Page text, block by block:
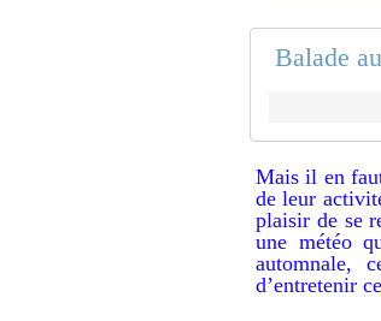
Balade
Mais il en
de leur
plaisir de se
une météo
automnale,
d’entretenir